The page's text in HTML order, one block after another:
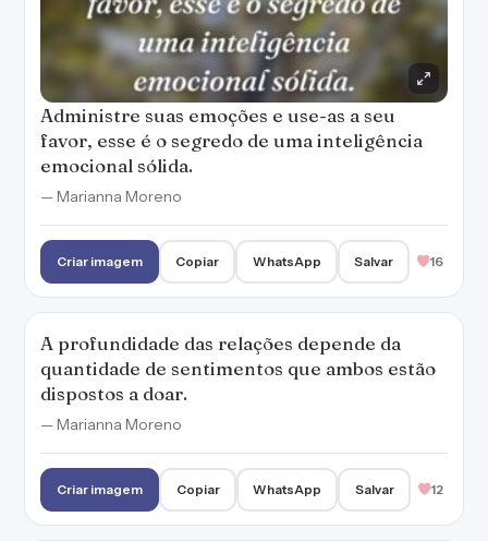
Administre suas emoções e use-as a seu
favor, esse é o segredo de uma inteligência
emocional sólida.
— Marianna Moreno
Criar imagem Copiar WhatsApp Salvar 16
A profundidade das relações depende da
quantidade de sentimentos que ambos estão
dispostos a doar.
— Marianna Moreno
Criar imagem Copiar WhatsApp Salvar 12